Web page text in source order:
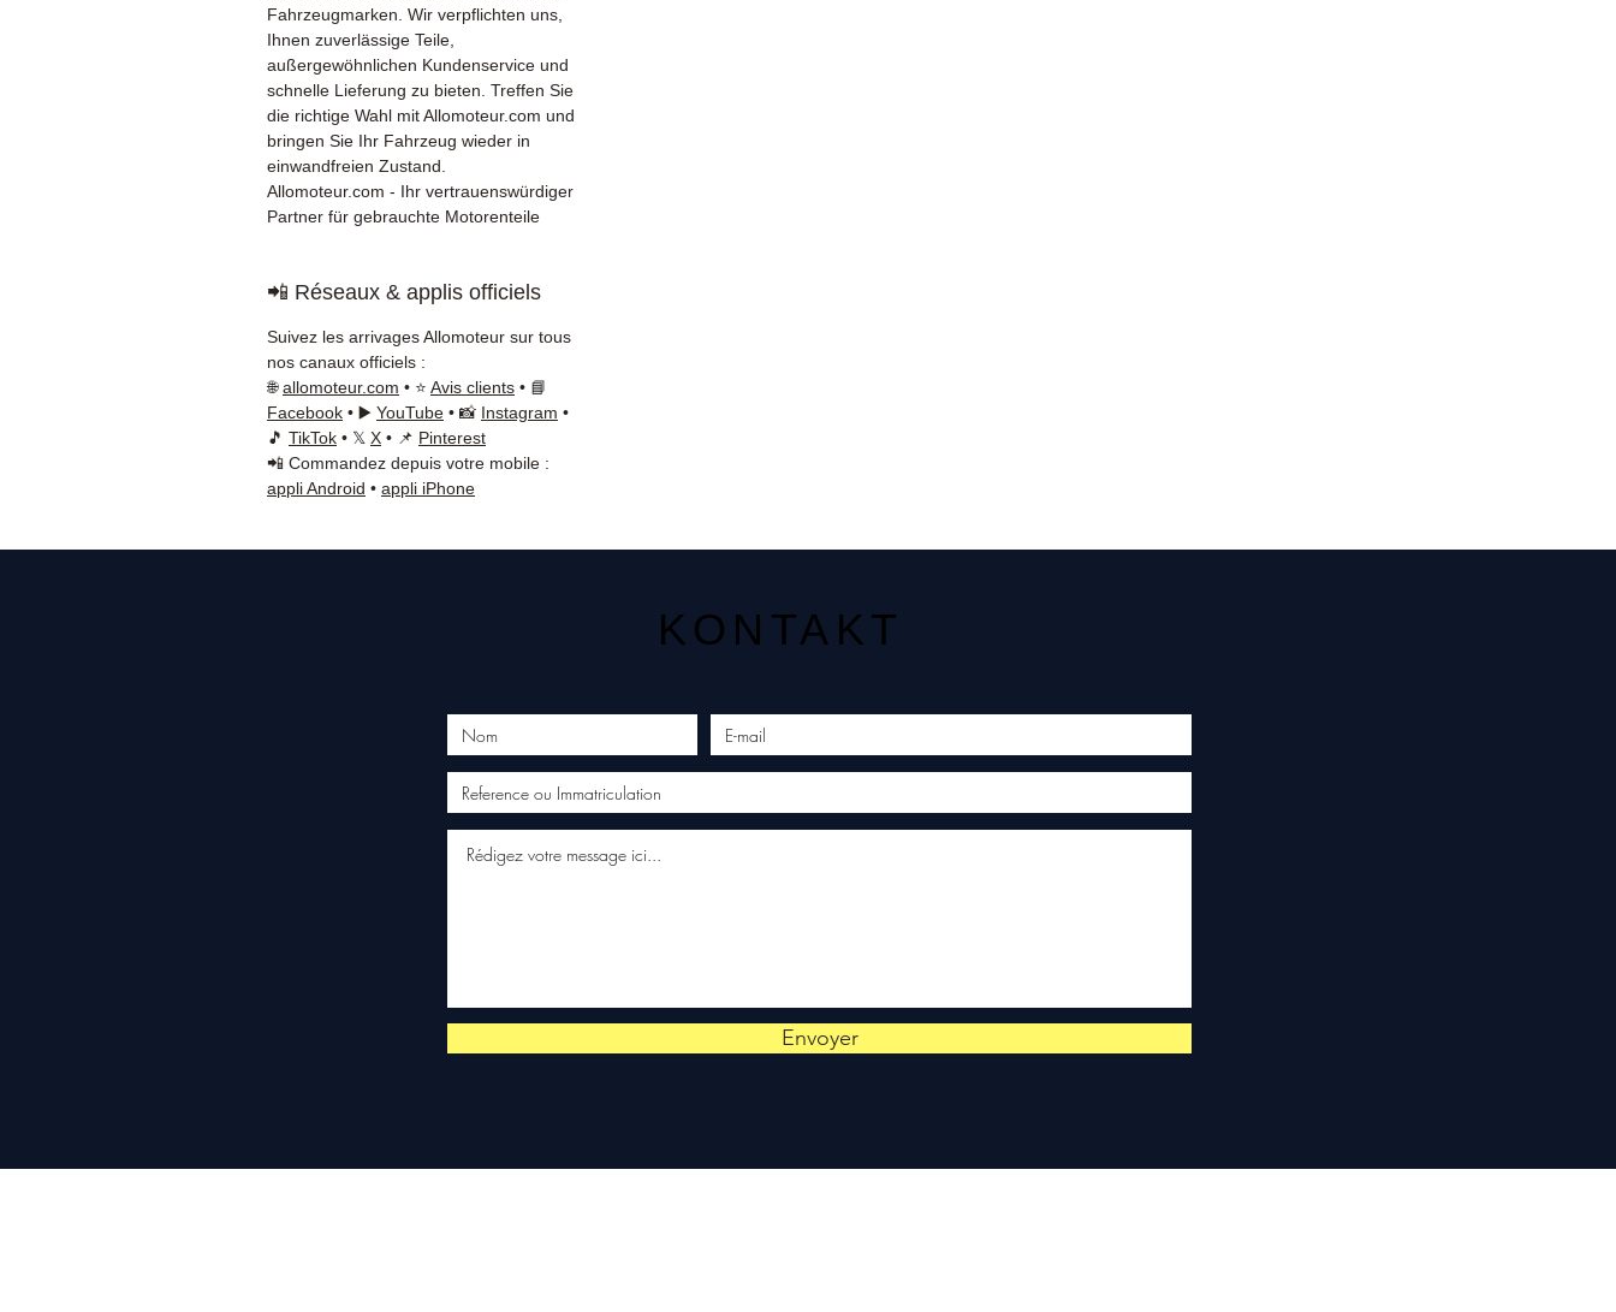
Fahrzeugmarken. Wir verpflichten uns,
Ihnen zuverlässige Teile,
außergewöhnlichen Kundenservice und
schnelle Lieferung zu bieten. Treffen Sie
die richtige Wahl mit Allomoteur.com und
bringen Sie Ihr Fahrzeug wieder in
einwandfreien Zustand.
Allomoteur.com - Ihr vertrauenswürdiger
Partner für gebrauchte Motorenteile
📲 Réseaux & applis officiels
Suivez les arrivages Allomoteur sur tous
nos canaux officiels :
🌐allomoteur.com • ⭐ Avis clients • 📘
Facebook • ▶️ YouTube • 📸 Instagram •
🎵 TikTok • 𝕏 X • 📌 Pinterest
📲 Commandez depuis votre mobile :
appli Android • appli iPhone
KONTAKT
Envoyer